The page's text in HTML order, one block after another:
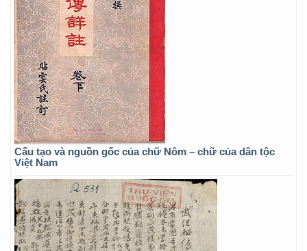
Cấu tạo và nguồn gốc của chữ Nôm – chữ của dân tộc
Việt Nam